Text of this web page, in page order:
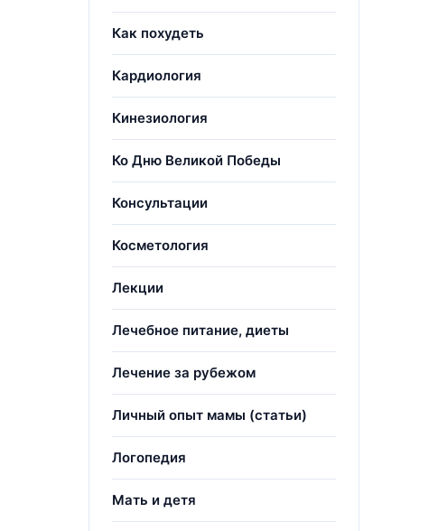
Как похудеть
Кардиология
Кинезиология
Ко Дню Великой Победы
Консультации
Косметология
Лекции
Лечебное питание, диеты
Лечение за рубежом
Личный опыт мамы (статьи)
Логопедия
Мать и детя